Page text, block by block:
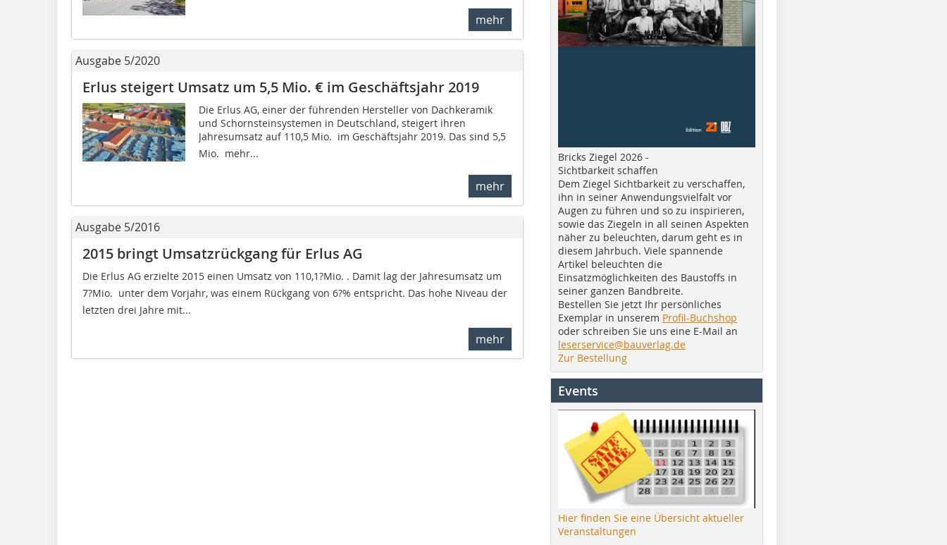
mehr
Ausgabe 5/2020
Erlus steigert Umsatz um 5,5 Mio. € im Geschäftsjahr 2019
Die Erlus AG, einer der führenden Hersteller von Dachkeramik
und Schornsteinsystemen in Deutschland, steigert ihren
Jahresumsatz auf 110,5 Mio.  im Geschäftsjahr 2019. Das sind 5,5
Mio.  mehr...
mehr
Ausgabe 5/2016
2015 bringt Umsatzrückgang für Erlus AG
Die Erlus AG erzielte 2015 einen Umsatz von 110,1?Mio. . Damit lag der Jahresumsatz um
7?Mio.  unter dem Vorjahr, was einem Rückgang von 6?% entspricht. Das hohe Niveau der
letzten drei Jahre mit...
mehr
Bricks Ziegel 2026 -
Sichtbarkeit schaffen
Dem Ziegel Sichtbarkeit zu verschaffen,
ihn in seiner Anwendungsvielfalt vor
Augen zu führen und so zu inspirieren,
sowie das Ziegeln in all seinen Aspekten
näher zu beleuchten, darum geht es in
diesem Jahrbuch. Viele spannende
Artikel beleuchten die
Einsatzmöglichkeiten des Baustoffs in
seiner ganzen Bandbreite.
Bestellen Sie jetzt Ihr persönliches
Exemplar in unserem Profil-Buchshop
oder schreiben Sie uns eine E-Mail an
leserservice@bauverlag.de
Zur Bestellung
Events
Hier finden Sie eine Übersicht aktueller
Veranstaltungen